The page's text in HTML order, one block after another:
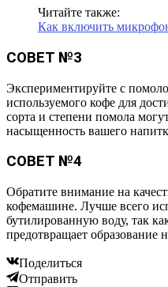
Читайте также:
Как включить
СОВЕТ №3
Экспериментируйте с
используемого кофе для
сорта и степени помола
насыщенность вашего
СОВЕТ №4
Обратите внимание на
кофемашине. Лучше всего
бутилированную воду, так
предотвращает образование
Поделиться
Отправить